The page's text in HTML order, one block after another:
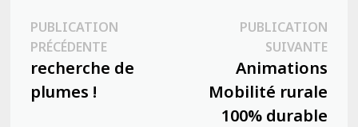
Navigation
de
l’article
PUBLICATION
PRÉCÉDENTEPublication
précédente :
recherche de
plumes !
PUBLICATION
SUIVANTE
Animations
Mobilité rurale
100% durable